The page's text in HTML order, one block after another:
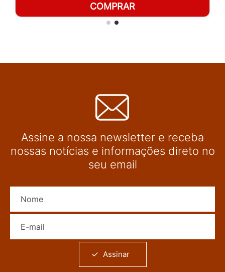
COMPRAR
Assine a nossa newsletter e receba
nossas notícias e informações direto no
seu email
Assinar